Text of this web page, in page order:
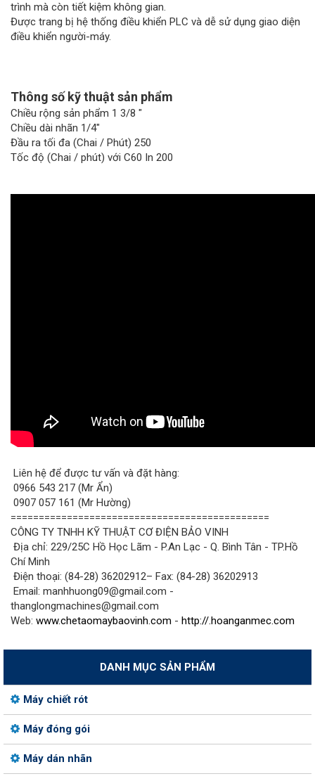
trình mà còn tiết kiệm không gian.
Được trang bị hệ thống điều khiển PLC và dễ sử dụng giao diện
điều khiển người-máy.
Thông số kỹ thuật sản phẩm
Chiều rộng sản phẩm 1 3/8 "
Chiều dài nhãn 1/4"
Đầu ra tối đa (Chai / Phút) 250
Tốc độ (Chai / phút) với C60 In 200
Liên hệ để được tư vấn và đặt hàng:
0966 543 217 (Mr Ẩn)
0907 057 161 (Mr Hường)
==============================================
CÔNG TY TNHH KỸ THUẬT CƠ ĐIỆN BẢO VINH
Địa chỉ: 229/25C Hồ Học Lãm - P.An Lạc - Q. Bình Tân - TP.Hồ
Chí Minh
Điện thoại: (84-28) 36202912– Fax: (84-28) 36202913
Email: manhhuong09@gmail.com -
thanglongmachines@gmail.com
Web: www.chetaomaybaovinh.com - http://.hoanganmec.com
DANH MỤC SẢN PHẨM
Máy chiết rót
Máy đóng gói
Máy dán nhãn